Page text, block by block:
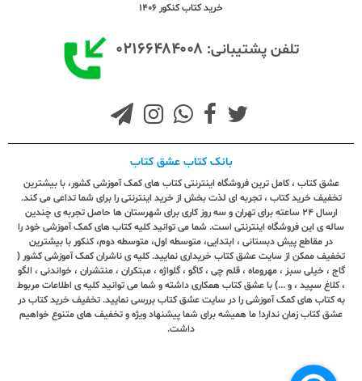
خرید کتاب کنکور 1406
تلفن پشتیبانی: ۰۲۱۶۶۴۸۴۰۰۸
بانک کتاب عشق کتاب
عشق کتاب ، کامل ترین فروشگاه اینترنتی کتاب های کمک آموزشی کشور، با بیشترین
تخفیف خرید کتاب ، تجربه ای لذت بخش از خرید اینترنتی را برای شما تداعی می کند.
ارسال ٢٤ ساعته برای تهران و سه روز کاری برای شهرستان ها حاصل تجربه ی چندین
ساله ی این فروشگاه اینترنتی است. شما می توانید کلیه کتاب های کمک آموزشی خود را
در مقاطع پیش دبستانی ، ابتدایی، متوسطه اول، متوسطه دوم، کنکور با بیشترین
تخفیف ممکن از سایت عشق کتاب خریداری نمایید. کلیه ی ناشران کمک آموزشی کشور (
گاج ، خیلی سبز ، مهروماه ، قلم چی ، کاگو ، گلواژه ، مبتکران ، منتشران ، خواندنی ، الگو
، کلاغ سپید ، و ...) با عشق کتاب همکاری داشته و شما می توانید کلیه ی اطلاعات مربوط
به کتاب های کمک آموزشی را در سایت عشق کتاب بررسی نمایید. تخفیف خرید کتاب در
عشق کتاب زمان ندارد! ما همیشه برای شما پیشنهاد ویژه و تخفیف های متنوع خواهیم
داشت.